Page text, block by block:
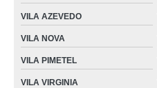
VILA AZEVEDO
VILA NOVA
VILA PIMETEL
VILA VIRGINIA